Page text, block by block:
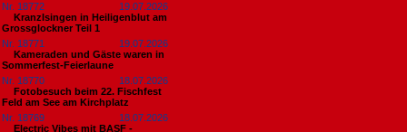
Nr. 18772
19.07.2026
Kranzlsingen in Heiligenblut am
Grossglockner Teil 1
Nr. 18771
19.07.2026
Kameraden und Gäste waren in
Sommerfest-Feierlaune
Nr. 18770
18.07.2026
Fotobesuch beim 22. Fischfest
Feld am See am Kirchplatz
Nr. 18769
18.07.2026
Electric Vibes mit BASF -